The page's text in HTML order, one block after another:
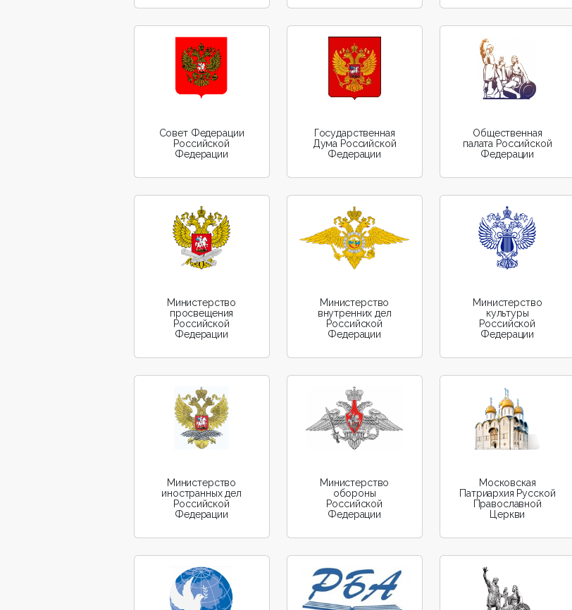
Совет Федерации
Российской
Федерации
Государственная
Дума Российской
Федерации
Общественная
палата Российской
Федерации
Министерство
просвещения
Российской
Федерации
Министерство
внутренних дел
Российской
Федерации
Министерство
культуры
Российской
Федерации
Министерство
иностранных дел
Российской
Федерации
Министерство
обороны
Российской
Федерации
Московская
Патриархия Русской
Православной
Церкви